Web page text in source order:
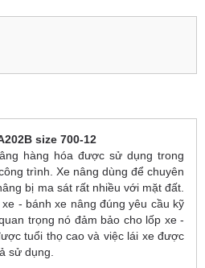
size 700-12
hàng hóa được sử dụng trong
trình. Xe nâng dùng để chuyên
bị ma sát rất nhiều với mặt đất.
- bánh xe nâng đúng yêu cầu kỹ
trọng nó đảm bảo cho lốp xe -
tuổi thọ cao và việc lái xe được
sử dụng.